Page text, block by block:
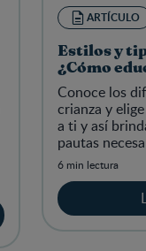
ARTÍCULO
Estilos y
¿Cómo
Conoce los
crianza y
a ti y así
pautas
6 min lectura